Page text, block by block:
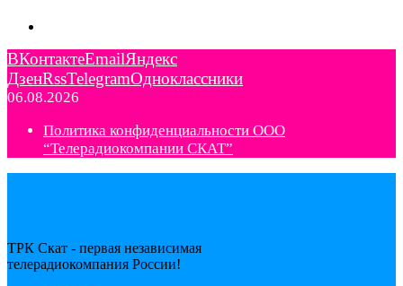
ВКонтактеEmailЯндекс
ДзенRssTelegramОдноклассники
06.08.2026
Политика конфиденциальности ООО
“Телерадиокомпании СКАТ”
ТРК Скат - первая независимая
телерадиокомпания Роcсии!